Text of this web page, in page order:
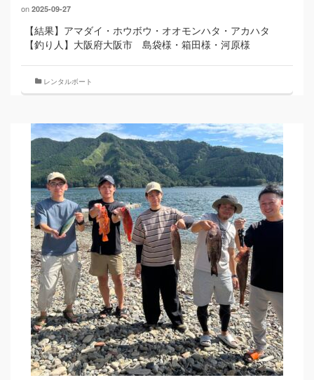
on 2025-09-27
【結果】アマダイ・ホウボウ・オオモンハタ・アカハタ
【釣り人】大阪府大阪市 島袋様・箱田様・河原様
レンタルボート